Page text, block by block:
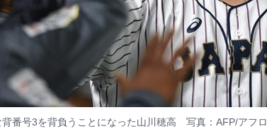
背番号3を背負うことになった山川穂高 写真：AFP/アフロ